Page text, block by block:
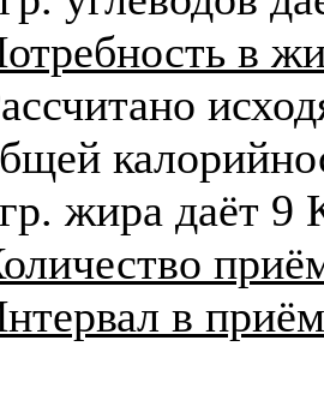
в
жира даёт 9
в